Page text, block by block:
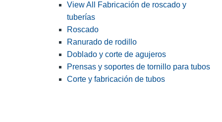
View All Fabricación de roscado y
tuberías
Roscado
Ranurado de rodillo
Doblado y corte de agujeros
Prensas y soportes de tornillo para tubos
Corte y fabricación de tubos